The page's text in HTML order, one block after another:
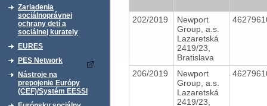
Zariadenia
sociálnoprávnej
ochrany detí a
sociálnej kurately
EURES
PES Network
Nástroje na
prepojenie Európy
(CEF)/Systém EESSI
202/2019
Newport
Group, a.s.
Lazaretská
2419/23,
Bratislava
206/2019
Newport
Group, a.s.
Lazaretská
2419/23,